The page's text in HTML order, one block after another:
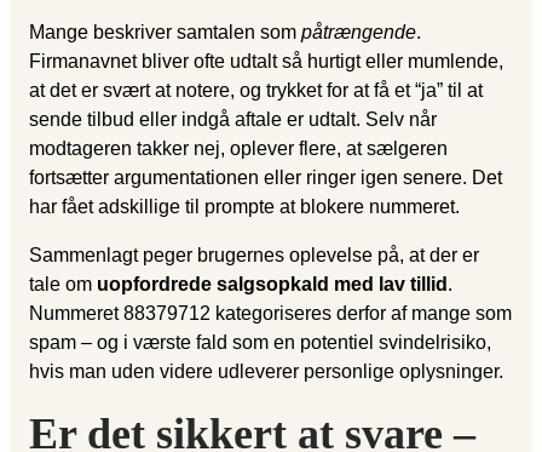
Mange beskriver samtalen som påtrængende.
Firmanavnet bliver ofte udtalt så hurtigt eller mumlende,
at det er svært at notere, og trykket for at få et “ja” til at
sende tilbud eller indgå aftale er udtalt. Selv når
modtageren takker nej, oplever flere, at sælgeren
fortsætter argumentationen eller ringer igen senere. Det
har fået adskillige til prompte at blokere nummeret.
Sammenlagt peger brugernes oplevelse på, at der er
tale om uopfordrede salgsopkald med lav tillid .
Nummeret 88379712 kategoriseres derfor af mange som
spam – og i værste fald som en potentiel svindelrisiko,
hvis man uden videre udleverer personlige oplysninger.
Er det sikkert at svare –